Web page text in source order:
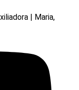
| Maria,